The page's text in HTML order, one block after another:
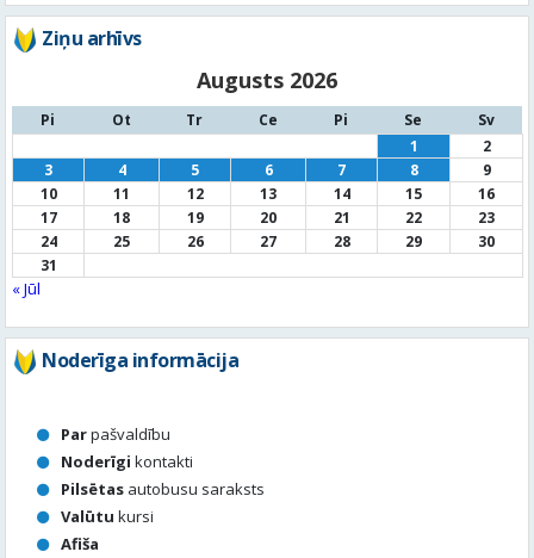
Ziņu arhīvs
Augusts 2026
Pi Ot Tr Ce Pi Se
Sv
1
2
3
4 5 6 7 8
9
10
11 12 13 14 15
16
17
18 19 20 21 22
23
24
25 26 27 28 29
30
31
« Jūl
Noderīga informācija
Parpašvaldību
Noderīgi kontakti
Pilsētas autobusu saraksts
Valūtu kursi
Afiša